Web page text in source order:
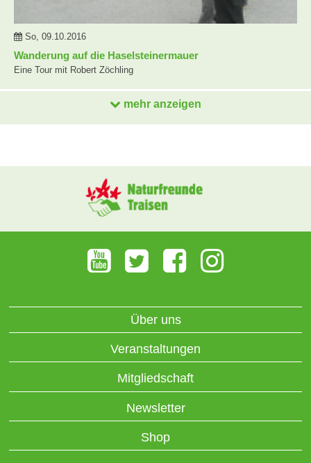
So, 09.10.2016
Wanderung auf die Haselsteinermauer
Eine Tour mit Robert Zöchling
mehr anzeigen
Über uns
Veranstaltungen
Mitgliedschaft
Newsletter
Shop